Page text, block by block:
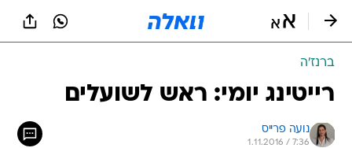
ברנז'ה
רייטינג יומי: ראש לשועלים
נועה פרייס
1.11.2016 / 7:36